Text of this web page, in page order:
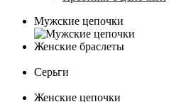
Мужские цепочки
Женские браслеты
Серьги
Женские цепочки